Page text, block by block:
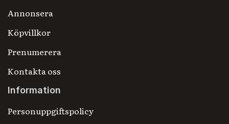
Annonsera
Köpvillkor
Prenumerera
Kontakta oss
Information
Personuppgiftspolicy